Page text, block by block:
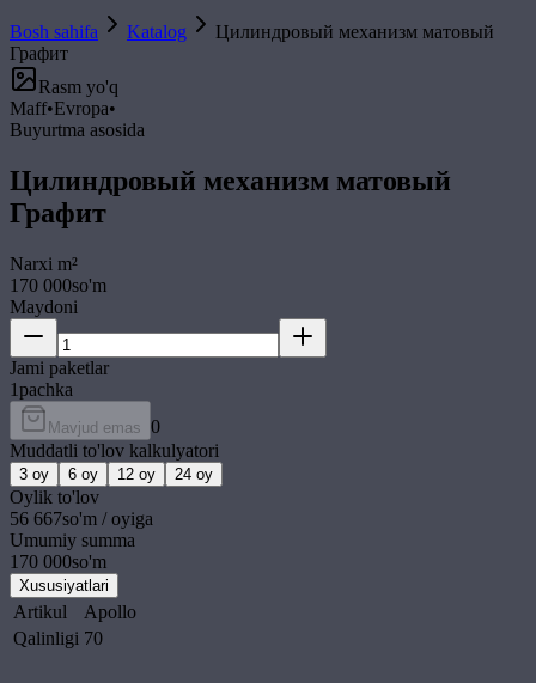
Bosh sahifa Katalog
Цилиндровый механизм матовый
Графит
Rasm yo'q
Maff•Evropa•
Buyurtma asosida
Цилиндровый механизм матовый
Графит
Narxi m²
170 000so'm
Maydoni
Jami paketlar
1pachka
Mavjud emas 0
Muddatli to'lov kalkulyatori
3 oy 6 oy 12 oy 24 oy
Oylik to'lov
56 667so'm / oyiga
Umumiy summa
170 000so'm
Xususiyatlari
Artikul
Apollo
Qalinligi 70